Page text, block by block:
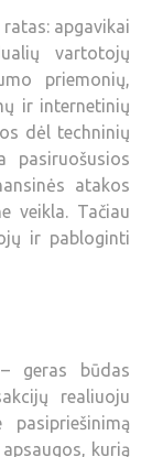
apgavikai
vartotojų
priemonių,
ir internetinių
dėl techninių
pasiruošusios
atakos
veikla. Tačiau
ir pabloginti
geras būdas
realiuoju
kurią